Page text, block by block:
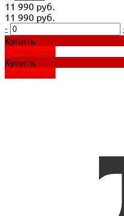
11 990 руб.
11 990 руб.
-
Купить
Добавлено
Купить
Добавлено